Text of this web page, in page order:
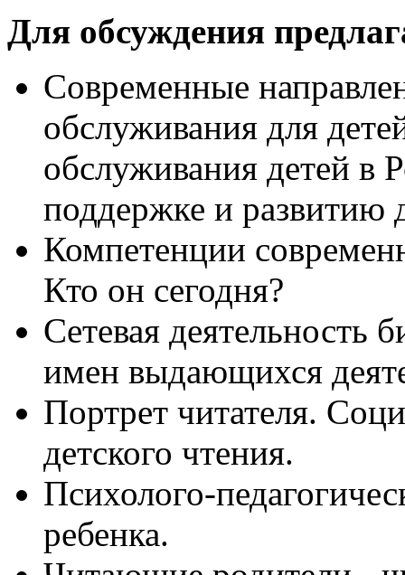
Для обсуждения
Современные
обслуживания для
обслуживания детей в
поддержке и развитию
Компетенции
Кто он сегодня?
Сетевая деятельность
имен выдающихся
Портрет читателя.
детского чтения.
Психолого-
ребенка.